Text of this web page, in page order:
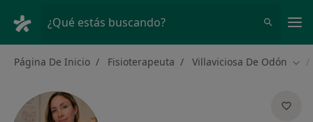
¿Qué estás buscando?
Página De Inicio Fisioterapeuta Villaviciosa De Odón